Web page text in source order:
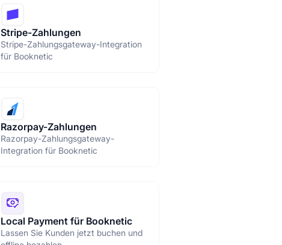
Stripe-Zahlungen
Stripe-Zahlungsgateway-Integration
für Booknetic
Razorpay-Zahlungen
Razorpay-Zahlungsgateway-
Integration für Booknetic
Local Payment für Booknetic
Lassen Sie Kunden jetzt buchen und